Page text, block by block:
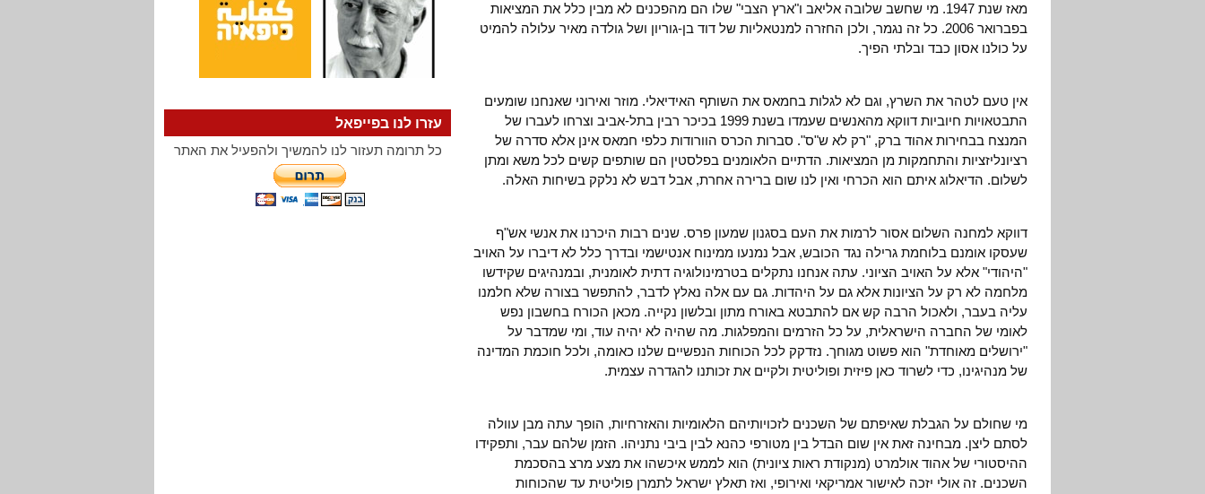
מאז שנת 1947. מי שחשב שלובה אליאב ו"ארץ הצבי" שלו הם מהפכנים לא מבין כלל את המציאות
בפברואר 2006. כל זה נגמר, ולכן החזרה למנטאליות של דוד בן-גוריון ושל גולדה מאיר עלולה להמיט
על כולנו אסון כבד ובלתי הפיך.
אין טעם לטהר את השרץ, וגם לא לגלות בחמאס את השותף האידיאלי. מוזר ואירוני שאנחנו שומעים
התבטאויות חיוביות דווקא מהאנשים שעמדו בשנת 1999 בכיכר רבין בתל-אביב וצרחו לעברו של
המנצח בבחירות אהוד ברק, "רק לא ש"ס". סברות הכרס הוורודות כלפי חמאס אינן אלא סדרה של
רציונליזציות והתחמקות מן המציאות. הדתיים הלאומנים בפלסטין הם שותפים קשים לכל משא ומתן
לשלום. הדיאלוג איתם הוא הכרחי ואין לנו שום ברירה אחרת, אבל דבש לא נלקק בשיחות האלה.
דווקא למחנה השלום אסור לרמות את העם בסגנון שמעון פרס. שנים רבות היכרנו את אנשי אש"ף
שעסקו אומנם בלוחמת גרילה נגד הכובש, אבל נמנעו ממינוח אנטישמי ובדרך כלל לא דיברו על האויב
"היהודי" אלא על האויב הציוני. עתה אנחנו נתקלים בטרמינולוגיה דתית לאומנית, ובמנהיגים שקידשו
מלחמה לא רק על הציונות אלא גם על היהדות. גם עם אלה נאלץ לדבר, להתפשר בצורה שלא חלמנו
עליה בעבר, ולאכול הרבה קש אם להתבטא באורח מתון ובלשון נקייה. מכאן הכורח בחשבון נפש
לאומי של החברה הישראלית, על כל הזרמים והמפלגות. מה שהיה לא יהיה עוד, ומי שמדבר על
"ירושלים מאוחדת" הוא פשוט מגוחך. נזדקק לכל הכוחות הנפשיים שלנו כאומה, ולכל חוכמת המדינה
של מנהיגינו, כדי לשרוד כאן פיזית ופוליטית ולקיים את זכותנו להגדרה עצמית.
מי שחולם על הגבלת שאיפתם של השכנים לזכויותיהם הלאומיות והאזרחיות, הופך עתה מבן עוולה
לסתם ליצן. מבחינה זאת אין שום הבדל בין מטורפי כהנא לבין ביבי נתניהו. הזמן שלהם עבר, ותפקידו
ההיסטורי של אהוד אולמרט (מנקודת ראות ציונית) הוא לממש איכשהו את מצע מרצ בהסכמת
השכנים. זה אולי יזכה לאישור אמריקאי ואירופי, ואז תאלץ ישראל לתמרן פוליטית עד שהכוחות
עזרו לנו בפייפאל
כל תרומה תעזור לנו להמשיך ולהפעיל את האתר